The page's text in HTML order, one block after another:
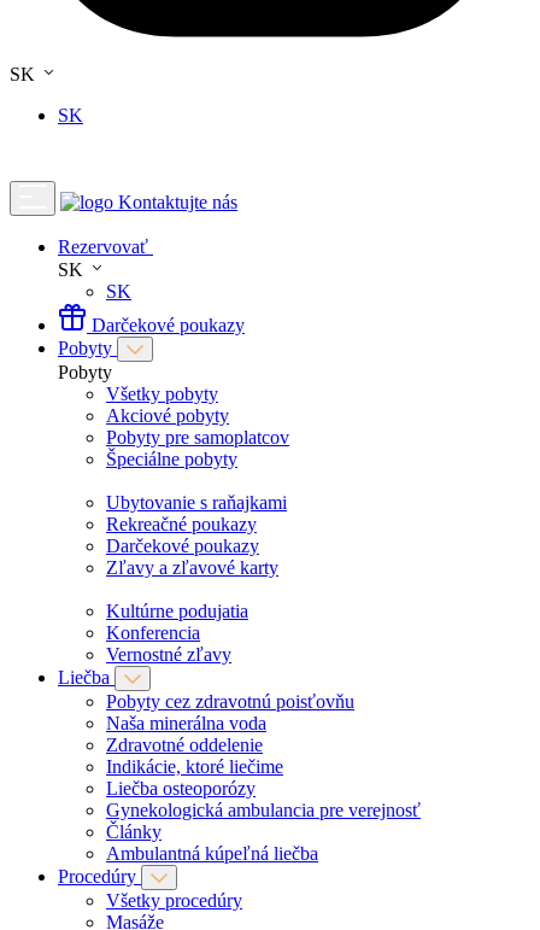
SK
SK
Kontaktujte nás
Rezervovať
SK
SK
Darčekové poukazy
Pobyty
Pobyty
Všetky pobyty
Akciové pobyty
Pobyty pre samoplatcov
Špeciálne pobyty
Ubytovanie s raňajkami
Rekreačné poukazy
Darčekové poukazy
Zľavy a zľavové karty
Kultúrne podujatia
Konferencia
Vernostné zľavy
Liečba
Pobyty cez zdravotnú poisťovňu
Naša minerálna voda
Zdravotné oddelenie
Indikácie, ktoré liečime
Liečba osteoporózy
Gynekologická ambulancia pre verejnosť
Články
Ambulantná kúpeľná liečba
Procedúry
Všetky procedúry
Masáže